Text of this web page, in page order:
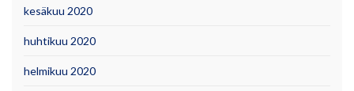
kesäkuu 2020
huhtikuu 2020
helmikuu 2020